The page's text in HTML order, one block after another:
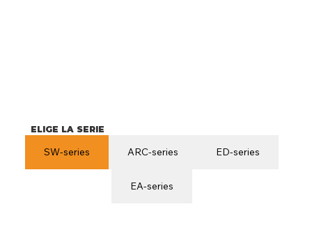
ELIGE LA SERIE
SW-series ARC-series ED-series
EA-series